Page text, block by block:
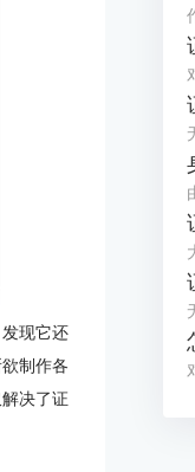
现它还
制作各
决了证